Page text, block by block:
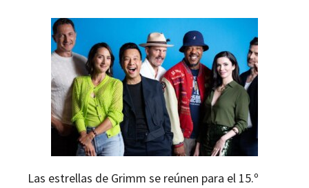
Las estrellas de Grimm se reúnen para el 15.º